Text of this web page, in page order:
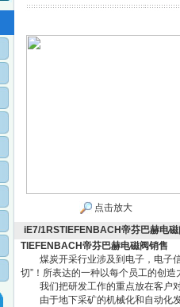
点击放大
iE7/1RSTIEFENBACH帝芬巴赫电
TIEFENBACH帝芬巴赫电磁阀销售
煤炭开采行业涉及到电子，电子信
切”！所表达的一种以每个员工的创
我们把研发工作的重点放在客户对
由于地下采矿的机械化和自动化发